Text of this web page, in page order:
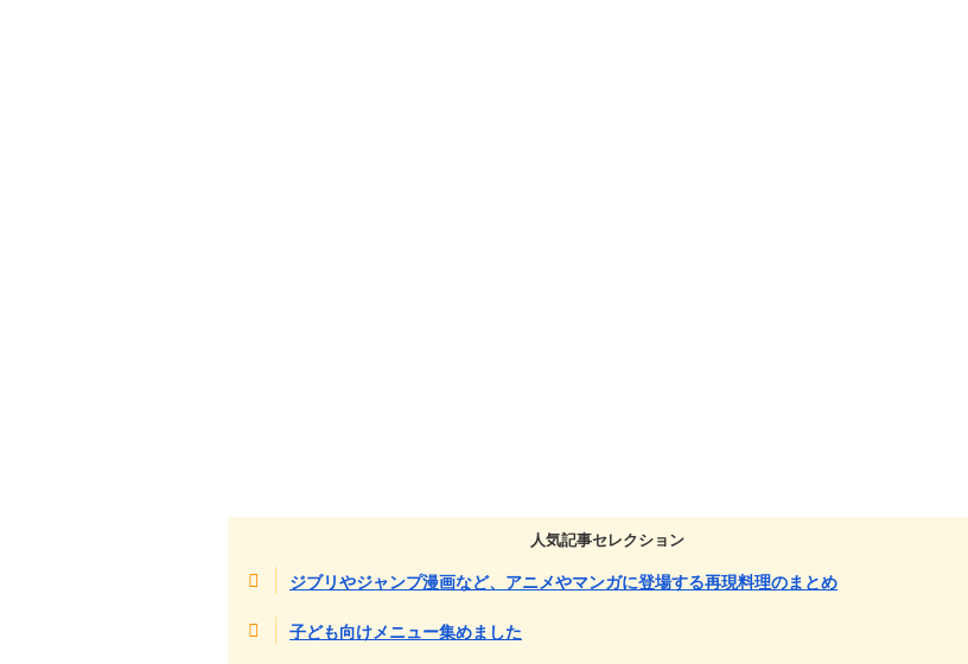
人気記事セレクション
ジブリやジャンプ漫画など、アニメやマンガに登場する再現料理のまとめ
子ども向けメニュー集めました